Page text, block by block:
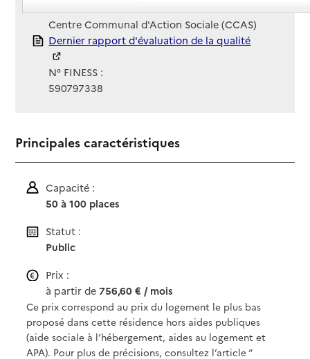
Centre Communal d'Action Sociale (CCAS)
Rapport HAS
Dernier rapport d'évaluation de la qualité
N° FINESS :
590797338
Principales caractéristiques
Capacité :
50 à 100 places
Statut :
Public
Prix :
à partir de756,60 € / mois
Ce prix correspond au prix du logement le plus bas
proposé dans cette résidence hors aides publiques
(aide sociale à l’hébergement, aides au logement et
APA). Pour plus de précisions, consultez l’article “